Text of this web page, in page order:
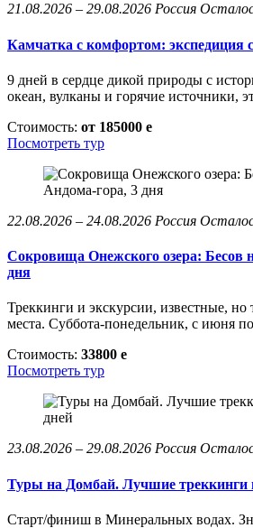
21.08.2026 – 29.08.2026 Россия
Камчатка с комфортом: экспедиция
9 дней в сердце дикой природы с
океан, вулканы и горячие источники,
Стоимость: от 185000 e
Посмотреть тур
22.08.2026 – 24.08.2026 Россия
Сокровища Онежского озера: Бесов
дня
Треккинги и экскурсии, известные, но
места. Суббота-понедельник, с июня
Стоимость: 33800 e
Посмотреть тур
23.08.2026 – 29.08.2026 Россия
Туры на Домбай. Лучшие треккинги
Старт/финиш в Минеральных водах.